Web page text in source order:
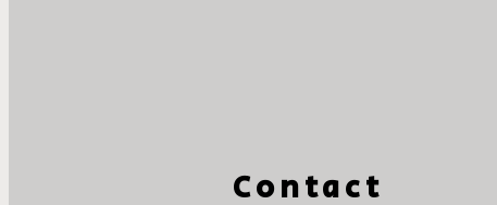
Contact